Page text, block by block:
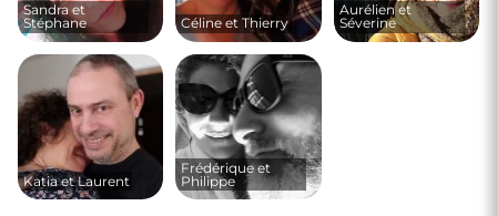
Sandra et
Stéphane
Céline et Thierry
Aurélien et
Séverine
Katia et Laurent
Frédérique et
Philippe